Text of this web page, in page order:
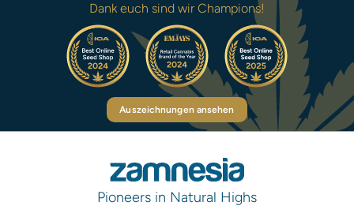
Dank euch sind wir Champions!
Auszeichnungen ansehen
Pioneers in Natural Highs